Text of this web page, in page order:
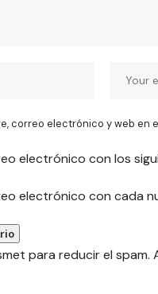
correo electrónico y web en
electrónico con los
electrónico con cada
para reducir el spam.